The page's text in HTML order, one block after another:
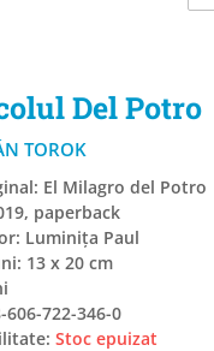
Del Potro
TOROK
El Milagro del Potro
paperback
Luminița Paul
13 x 20 cm
606-722-346-0
Stoc epuizat